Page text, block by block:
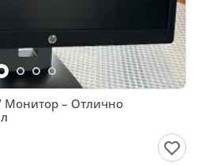
Монитор – Отлично